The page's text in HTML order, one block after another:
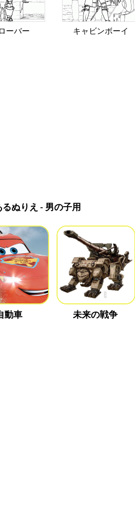
ーバー キャビンボーイ
ぬりえ - 男の子用
動車 未来の戦争